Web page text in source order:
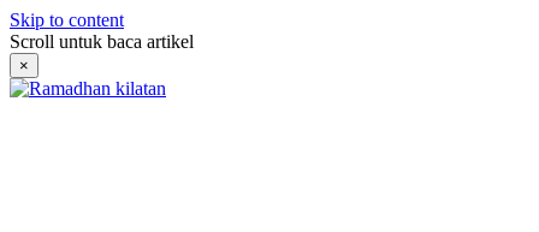
Skip to content
Scroll untuk baca artikel
×